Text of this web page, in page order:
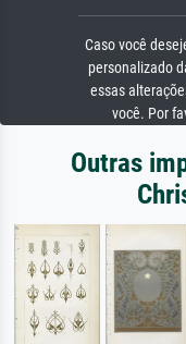
Caso você
personalizado
essas
você. Por
Outras